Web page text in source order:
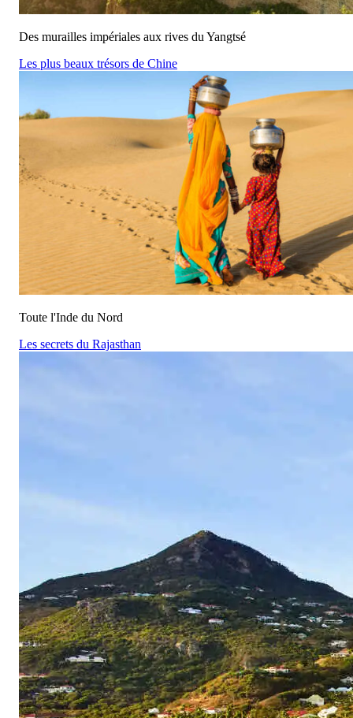
Des murailles impériales aux rives du Yangtsé
Les plus beaux trésors de Chine
Toute l'Inde du Nord
Les secrets du Rajasthan